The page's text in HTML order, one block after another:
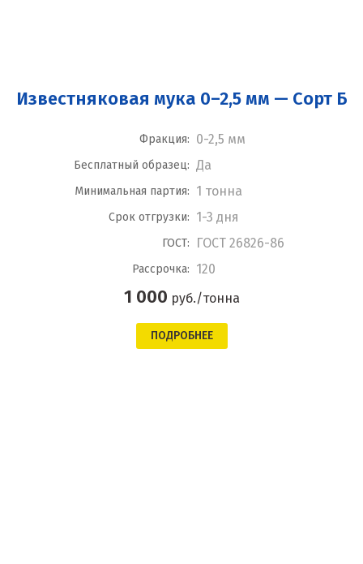
Известняковая мука 0–2,5 мм — Сорт Б
Фракция: 0-2,5 мм
Бесплатный образец: Да
Минимальная партия: 1 тонна
Срок отгрузки: 1-3 дня
ГОСТ: ГОСТ 26826-86
Рассрочка: 120
1 000 руб./тонна
ПОДРОБНЕЕ